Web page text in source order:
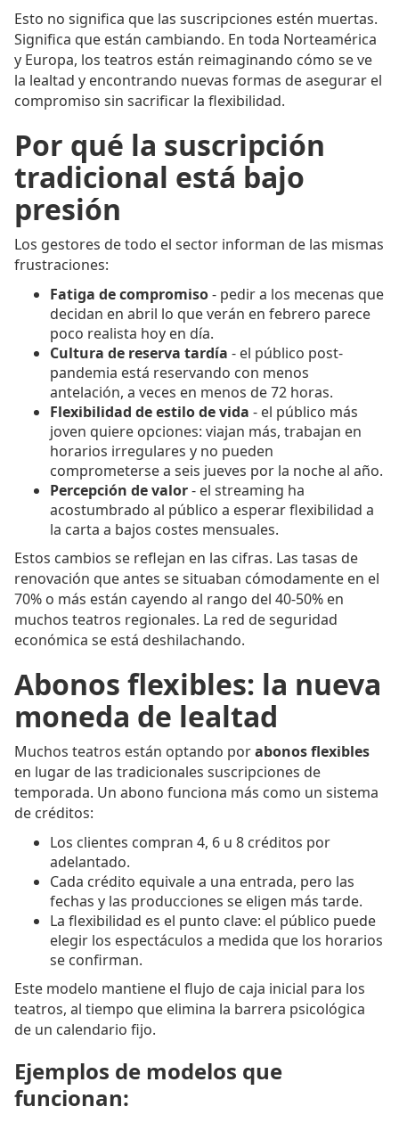
Esto no significa que las suscripciones estén muertas.
Significa que están cambiando. En toda Norteamérica
y Europa, los teatros están reimaginando cómo se ve
la lealtad y encontrando nuevas formas de asegurar el
compromiso sin sacrificar la flexibilidad.
Por qué la suscripción
tradicional está bajo
presión
Los gestores de todo el sector informan de las mismas
frustraciones:
Fatiga de compromiso- pedir a los mecenas que
decidan en abril lo que verán en febrero parece
poco realista hoy en día.
Cultura de reserva tardía - el público post-
pandemia está reservando con menos
antelación, a veces en menos de 72 horas.
Flexibilidad de estilo de vida - el público más
joven quiere opciones: viajan más, trabajan en
horarios irregulares y no pueden
comprometerse a seis jueves por la noche al año.
Percepción de valor- el streaming ha
acostumbrado al público a esperar flexibilidad a
la carta a bajos costes mensuales.
Estos cambios se reflejan en las cifras. Las tasas de
renovación que antes se situaban cómodamente en el
70% o más están cayendo al rango del 40-50% en
muchos teatros regionales. La red de seguridad
económica se está deshilachando.
Abonos flexibles: la nueva
moneda de lealtad
Muchos teatros están optando porabonos flexibles
en lugar de las tradicionales suscripciones de
temporada. Un abono funciona más como un sistema
de créditos:
Los clientes compran 4, 6 u 8 créditos por
adelantado.
Cada crédito equivale a una entrada, pero las
fechas y las producciones se eligen más tarde.
La flexibilidad es el punto clave: el público puede
elegir los espectáculos a medida que los horarios
se confirman.
Este modelo mantiene el flujo de caja inicial para los
teatros, al tiempo que elimina la barrera psicológica
de un calendario fijo.
Ejemplos de modelos que
funcionan: